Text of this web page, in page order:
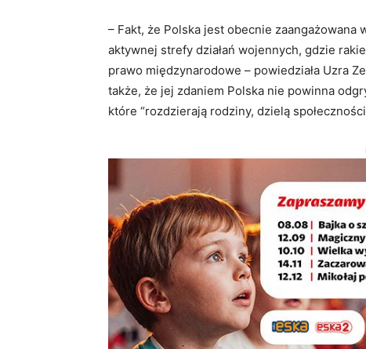
– Fakt, że Polska jest obecnie
aktywnej strefy działań wojennych, gdzie
prawo międzynarodowe – powiedziała Uzra
także, że jej zdaniem Polska nie powinna
które “rozdzierają rodziny, dzielą